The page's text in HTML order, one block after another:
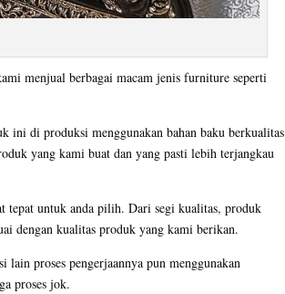
menjual berbagai macam jenis furniture seperti
ini di produksi menggunakan bahan baku berkualitas
yang kami buat dan yang pasti lebih terjangkau
tepat untuk anda pilih. Dari segi kualitas, produk
dengan kualitas produk yang kami berikan.
proses pengerjaannya pun menggunakan
proses jok.